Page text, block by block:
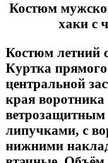
Костюм
хаки с
Костюм летний
Куртка прямого
центральной
края
липучками, с
нижними